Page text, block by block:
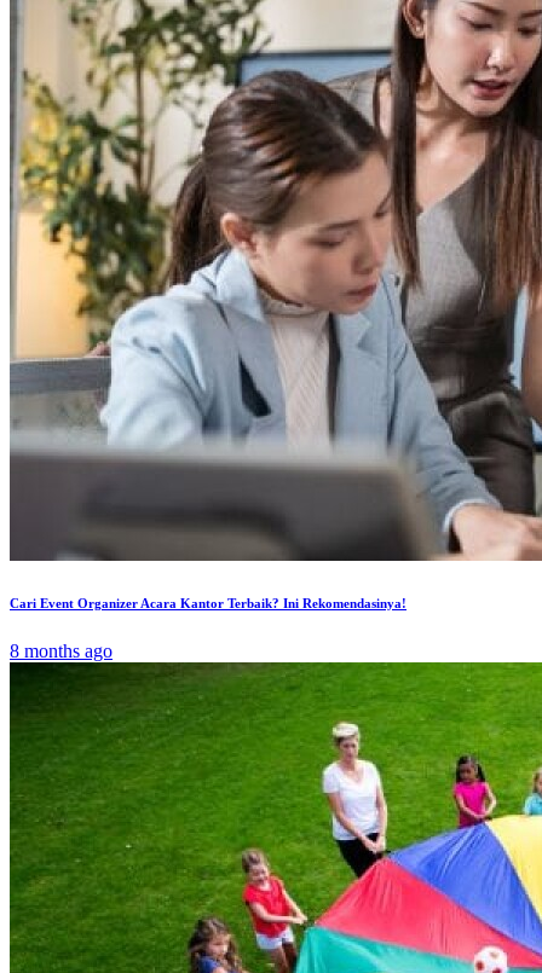
Cari Event Organizer Acara Kantor Terbaik? Ini Rekomendasinya!
8 months ago